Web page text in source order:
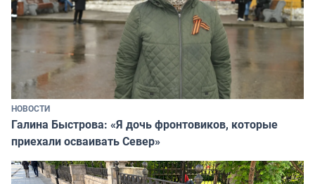
НОВОСТИ
Галина Быстрова: «Я дочь фронтовиков, которые
приехали осваивать Север»